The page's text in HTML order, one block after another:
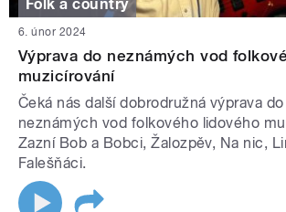
Folk a country
6. únor 2024
Výprava do neznámých vod
muzicírování
Čeká nás další dobrodružná výprava
neznámých vod folkového lidového
Zazní Bob a Bobci, Žalozpěv, Na nic,
Falešňáci.